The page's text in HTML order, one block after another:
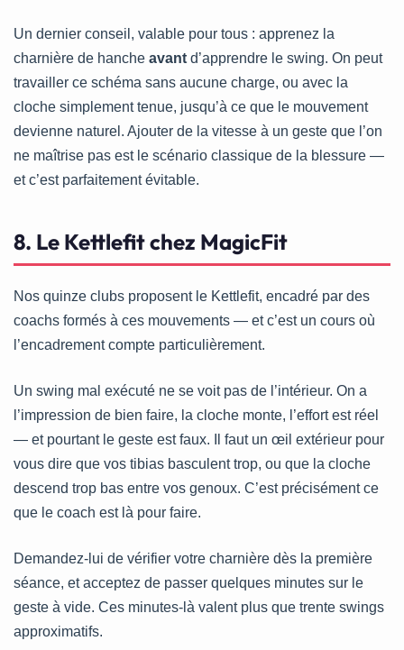
Un dernier conseil, valable pour tous : apprenez la
charnière de hanche avant d’apprendre le swing. On peut
travailler ce schéma sans aucune charge, ou avec la
cloche simplement tenue, jusqu’à ce que le mouvement
devienne naturel. Ajouter de la vitesse à un geste que l’on
ne maîtrise pas est le scénario classique de la blessure —
et c’est parfaitement évitable.
8. Le Kettlefit chez MagicFit
Nos quinze clubs proposent le Kettlefit, encadré par des
coachs formés à ces mouvements — et c’est un cours où
l’encadrement compte particulièrement.
Un swing mal exécuté ne se voit pas de l’intérieur. On a
l’impression de bien faire, la cloche monte, l’effort est réel
— et pourtant le geste est faux. Il faut un œil extérieur pour
vous dire que vos tibias basculent trop, ou que la cloche
descend trop bas entre vos genoux. C’est précisément ce
que le coach est là pour faire.
Demandez-lui de vérifier votre charnière dès la première
séance, et acceptez de passer quelques minutes sur le
geste à vide. Ces minutes-là valent plus que trente swings
approximatifs.